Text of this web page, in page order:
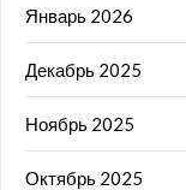
Январь 2026
Декабрь 2025
Ноябрь 2025
Октябрь 2025